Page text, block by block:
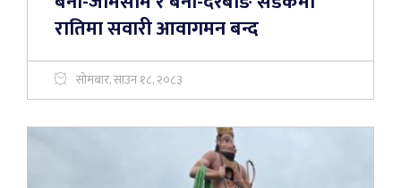
रातिमा सवारी आवागमन बन्द
सोमबार, साउन १८, २०८३